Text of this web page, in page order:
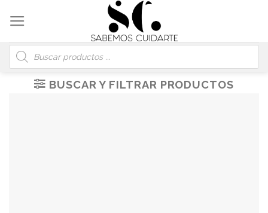
content
Búsqueda
de
productos
BUSCAR Y FILTRAR PRODUCTOS